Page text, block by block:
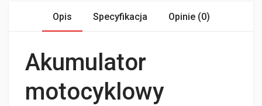
Opis Specyfikacja Opinie (0)
Akumulator
motocyklowy